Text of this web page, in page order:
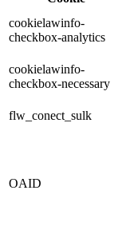
cookielawinfo-
checkbox-analytics
cookielawinfo-
checkbox-necessary
flw_conect_sulk
OAID